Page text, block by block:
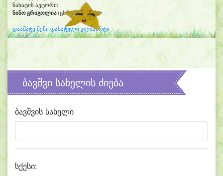
ნახატის ავტორი:
ნინო გრიგოლია (ცხრა წლის)
დაამატე შენი დახატული კლიპარტი
ბავშვი სახელის ძიება
ბავშვის სახელი
სქესი: